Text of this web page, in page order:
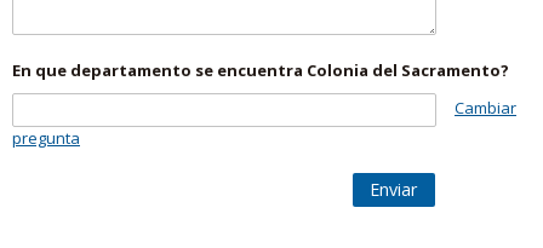
En que departamento se encuentra Colonia del Sacramento?
Cambiar
pregunta
Enviar